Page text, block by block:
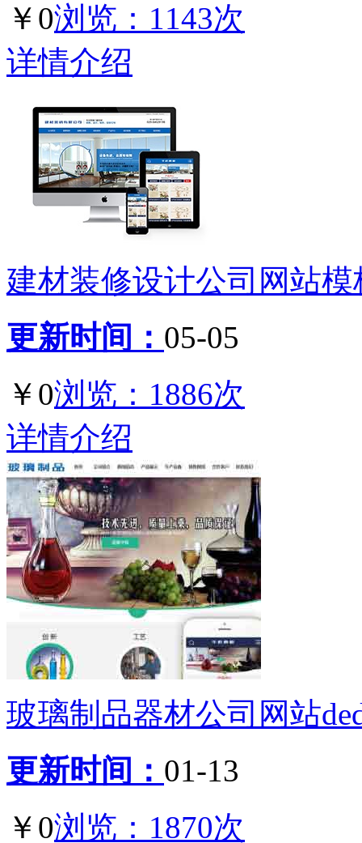
￥0浏览：1143次
详情介绍
建材装修设计公司网站模
更新时间： 05-05
￥0浏览：1886次
详情介绍
玻璃制品器材公司网站
更新时间： 01-13
￥0浏览：1870次